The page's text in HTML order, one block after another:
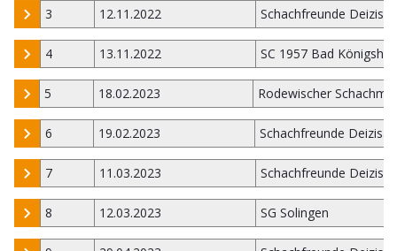
3 12.11.2022 Schachfreunde
4 13.11.2022 SC 1957 Bad
5 18.02.2023 Rodewischer
6 19.02.2023 Schachfreunde Deizisau
7 11.03.2023 Schachfreunde
8 12.03.2023 SG Solingen